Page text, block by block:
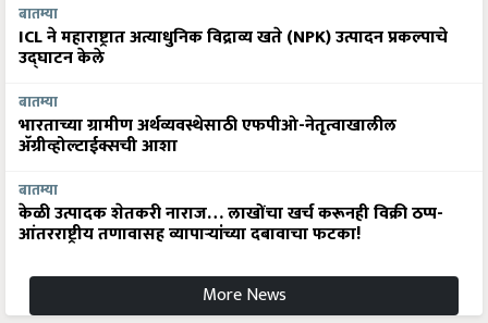
बातम्या
ICL ने महाराष्ट्रात अत्याधुनिक विद्राव्य खते (NPK) उत्पादन प्रकल्पाचे
उद्घाटन केले
बातम्या
भारताच्या ग्रामीण अर्थव्यवस्थेसाठी एफपीओ-नेतृत्वाखालील
अ‍ॅग्रीव्होल्टाईक्सची आशा
बातम्या
केळी उत्पादक शेतकरी नाराज… लाखोंचा खर्च करूनही विक्री ठप्प-
आंतरराष्ट्रीय तणावासह व्यापाऱ्यांच्या दबावाचा फटका!
More News